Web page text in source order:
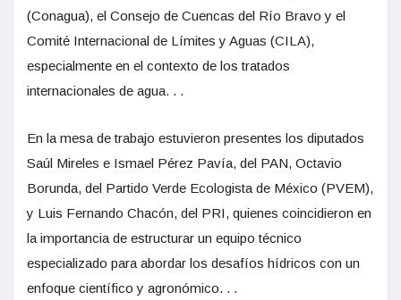
(Conagua), el Consejo de Cuencas del Río Bravo y el
Comité Internacional de Límites y Aguas (CILA),
especialmente en el contexto de los tratados
internacionales de agua. . .
En la mesa de trabajo estuvieron presentes los diputados
Saúl Mireles e Ismael Pérez Pavía, del PAN, Octavio
Borunda, del Partido Verde Ecologista de México (PVEM),
y Luis Fernando Chacón, del PRI, quienes coincidieron en
la importancia de estructurar un equipo técnico
especializado para abordar los desafíos hídricos con un
enfoque científico y agronómico. . .